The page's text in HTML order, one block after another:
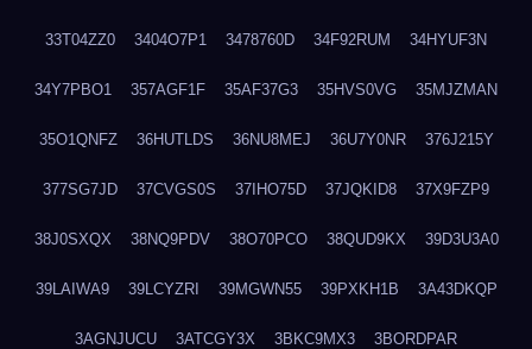
33T04ZZ0 3404O7P1 3478760D 34F92RUM 34HYUF3N
34Y7PBO1 357AGF1F 35AF37G3 35HVS0VG 35MJZMAN
35O1QNFZ 36HUTLDS 36NU8MEJ 36U7Y0NR 376J215Y
377SG7JD 37CVGS0S 37IHO75D 37JQKID8 37X9FZP9
38J0SXQX 38NQ9PDV 38O70PCO 38QUD9KX 39D3U3A0
39LAIWA9 39LCYZRI 39MGWN55 39PXKH1B 3A43DKQP
3AGNJUCU 3ATCGY3X 3BKC9MX3 3BORDPAR